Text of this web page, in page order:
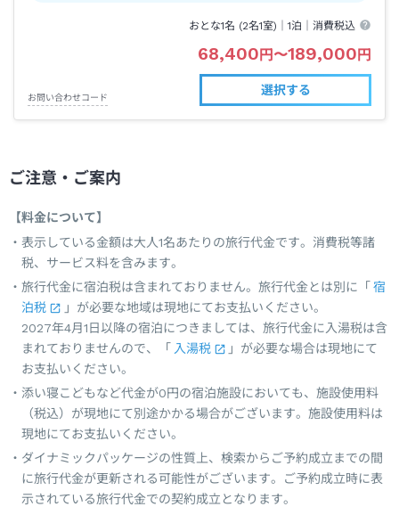
おとな1名 (2名1室)｜1泊 ｜消費税込
68,400円〜189,000円
お問い合わせコード
選択する
ご注意・ご案内
【料金について】
表示している金額は大人1名あたりの旅行代金です。消費税等諸
税、サービス料を含みます。
旅行代金に宿泊税は含まれておりません。旅行代金とは別に「 宿
泊税
」が必要な地域は現地にてお支払いください。
2027年4月1日以降の宿泊につきましては、旅行代金に入湯税は含
まれておりませんので、「 入湯税
」が必要な場合は現地にて
お支払いください。
添い寝こどもなど代金が0円の宿泊施設においても、施設使用料
（税込）が現地にて別途かかる場合がございます。施設使用料は
現地にてお支払いください。
ダイナミックパッケージの性質上、検索からご予約成立までの間
に旅行代金が更新される可能性がございます。ご予約成立時に表
示されている旅行代金での契約成立となります。